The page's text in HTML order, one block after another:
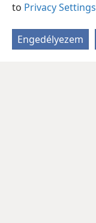
to Privacy Settings
Engedélyezem